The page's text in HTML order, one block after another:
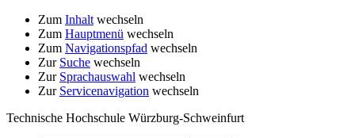
Zum Inhalt wechseln
Zum Hauptmenü wechseln
Zum Navigationspfad wechseln
Zur Suche wechseln
Zur Sprachauswahl wechseln
Zur Servicenavigation wechseln
Technische Hochschule Würzburg-Schweinfurt